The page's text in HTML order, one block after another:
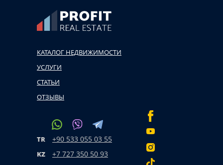
КАТАЛОГ НЕДВИЖИМОСТИ
УСЛУГИ
СТАТЬИ
ОТЗЫВЫ
TR +90 533 055 03 55
KZ +7 727 350 50 93